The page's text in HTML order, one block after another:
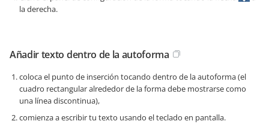
la derecha.
Añadir texto dentro de la autoforma
coloca el punto de inserción tocando dentro de la autoforma (el
cuadro rectangular alrededor de la forma debe mostrarse como
una línea discontinua),
comienza a escribir tu texto usando el teclado en pantalla.